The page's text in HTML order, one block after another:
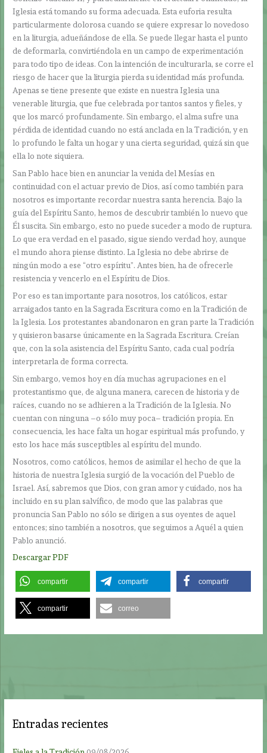
Iglesia está tomando su forma adecuada. Esta euforia resulta
particularmente dolorosa cuando se quiere expresar lo novedoso
en la liturgia, adueñándose de ella. Se puede llegar hasta el punto
de deformarla, convirtiéndola en un campo de experimentación
para todo tipo de ideas. Con la intención de inculturarla, se corre el
riesgo de hacer que la liturgia pierda su identidad más profunda.
Apenas se tiene presente que existe en nuestra Iglesia una
venerable liturgia, que fue celebrada por tantos santos y fieles, y
que los marcó profundamente. Sin embargo, el alma sufre una
pérdida de identidad cuando no está anclada en la Tradición, y en
lo profundo le falta un hogar y una cierta seguridad, quizá sin que
ella lo note siquiera.
San Pablo hace bien en anunciar la venida del Mesías en
continuidad con el actuar previo de Dios, así como también para
nosotros es importante recordar nuestra santa herencia. Bajo la
guía del Espíritu Santo, hemos de descubrir también lo nuevo que
Él suscita. Sin embargo, esto no puede suceder a modo de ruptura.
Lo que era verdad en el pasado, sigue siendo verdad hoy, aunque
el mundo ahora piense distinto. La Iglesia no debe abrirse de
ningún modo a ese “otro espíritu”. Antes bien, ha de ofrecerle
resistencia y vencerlo en el Espíritu de Dios.
Por eso es tan importante para nosotros, los católicos, estar
arraigados tanto en la Sagrada Escritura como en la Tradición de
la Iglesia. Los protestantes abandonaron en gran parte la Tradición
y quisieron basarse únicamente en la Sagrada Escritura. Creían
que, con la sola asistencia del Espíritu Santo, cada cual podría
interpretarla de forma correcta.
Sin embargo, vemos hoy en día muchas agrupaciones en el
protestantismo que, de alguna manera, carecen de historia y de
raíces, cuando no se adhieren a la Tradición de la Iglesia. No
cuentan con ninguna –o sólo muy poca– tradición propia. En
consecuencia, les hace falta un hogar espiritual más profundo, y
esto los hace más susceptibles al espíritu del mundo.
Nosotros, como católicos, hemos de asimilar el hecho de que la
historia de nuestra Iglesia surgió de la vocación del Pueblo de
Israel. Así, sabremos que Dios, con gran amor y cuidado, nos ha
incluido en su plan salvífico, de modo que las palabras que
pronuncia San Pablo no sólo se dirigen a sus oyentes de aquel
entonces; sino también a nosotros, que seguimos a Aquél a quien
Pablo anunció.
Descargar PDF
compartir compartir compartir
compartir correo
Entradas recientes